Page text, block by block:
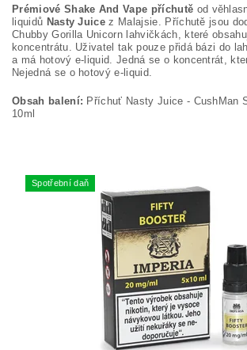
Prémiové Shake And Vape příchutě od
liquidů Nasty Juice z Malajsie. Příchutě jsou
Chubby Gorilla Unicorn lahvičkách, které
koncentrátu. Uživatel tak pouze přidá bázi do
a má hotový e-liquid. Jedná se o koncentrát,
Nejedná se o hotový e-liquid.
Obsah balení: Příchuť Nasty Juice - CushMan
10ml
Spotřební daň